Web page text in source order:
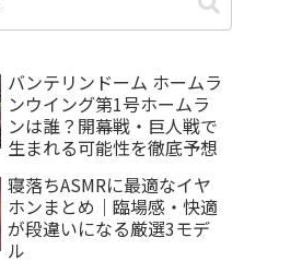
バンテリンドーム ホームラ
ンウイング第1号ホームラ
ンは誰？開幕戦・巨人戦で
生まれる可能性を徹底予想
寝落ちASMRに最適なイヤ
ホンまとめ｜臨場感・快適
が段違いになる厳選3モデ
ル